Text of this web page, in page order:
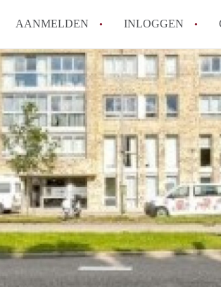
AANMELDEN INLOGGEN
How to
Wat is
Wat is
Berekent
Is
Alle